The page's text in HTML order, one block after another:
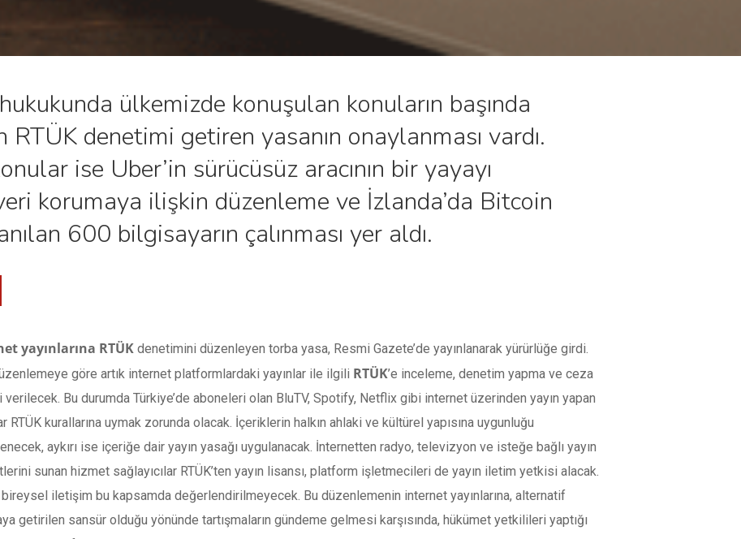
ülkemizde konuşulan konuların başında
RTÜK denetimi getiren yasanın onaylanması vardı.
ise Uber’in sürücüsüz aracının bir yayayı
korumaya ilişkin düzenleme ve İzlanda’da Bitcoin
600 bilgisayarın çalınması yer aldı.
yayınlarına RTÜK denetimini düzenleyen torba yasa, Resmi Gazete’de yayınlanarak yürürlüğe girdi.
göre artık internet platformlardaki yayınlar ile ilgili RTÜK’e inceleme, denetim yapma ve ceza
Bu durumda Türkiye’de aboneleri olan BluTV, Spotify, Netflix gibi internet üzerinden yayın yapan
RTÜK kurallarına uymak zorunda olacak. İçeriklerin halkın ahlaki ve kültürel yapısına uygunluğu
aykırı ise içeriğe dair yayın yasağı uygulanacak. İnternetten radyo, televizyon ve isteğe bağlı yayın
sunan hizmet sağlayıcılar RTÜK’ten yayın lisansı, platform işletmecileri de yayın iletim yetkisi alacak.
iletişim bu kapsamda değerlendirilmeyecek. Bu düzenlemenin internet yayınlarına, alternatif
getirilen sansür olduğu yönünde tartışmaların gündeme gelmesi karşısında, hükümet yetkilileri yaptığı